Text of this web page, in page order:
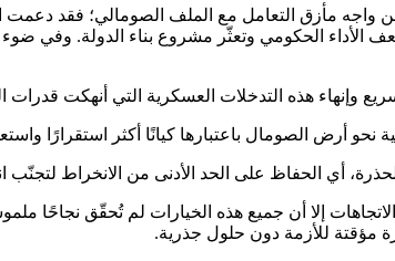
واجه مأزق التعامل مع الملف الصومالي؛ فقد دعمت
الأداء الحكومي وتعثّر مشروع بناء الدولة. وفي
وإنهاء هذه التدخلات العسكرية التي أنهكت قدرات
نحو أرض الصومال باعتبارها كيانًا أكثر استقرارًا
أي الحفاظ على الحد الأدنى من الانخراط
إلا أن جميع هذه الخيارات لم تُحقّق نجاحًا
مؤقتة للأزمة دون حلول جذرية.